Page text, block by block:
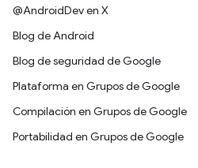
@AndroidDev en X
Blog de Android
Blog de seguridad de Google
Plataforma en Grupos de Google
Compilación en Grupos de Google
Portabilidad en Grupos de Google